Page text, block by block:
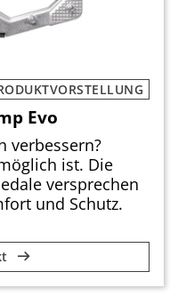
Evo
verbessern?
ist. Die
versprechen
und Schutz.